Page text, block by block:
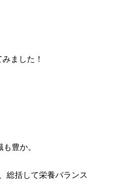
ました！
豊か。
総括して栄養バランス